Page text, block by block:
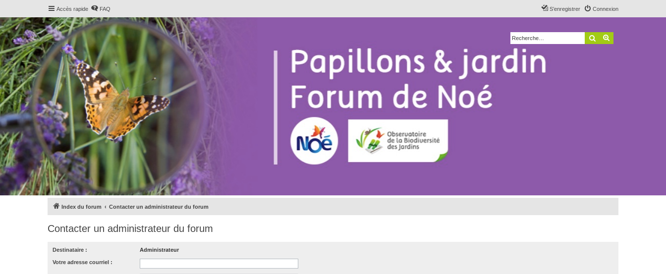
Accès rapide FAQ Connexion
S’enregistrer
Rechercher
Index du forum Contacter un administrateur du forum
Contacter un administrateur du forum
Destinataire : Administrateur
Votre adresse courriel :